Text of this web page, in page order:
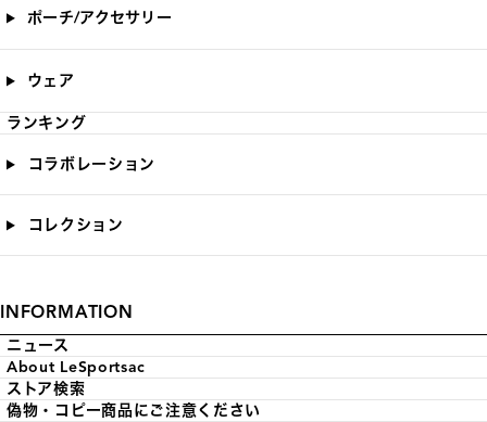
ポーチ/アクセサリー
ウェア
ランキング
コラボレーション
コレクション
INFORMATION
ニュース
About LeSportsac
ストア検索
偽物・コピー商品にご注意ください